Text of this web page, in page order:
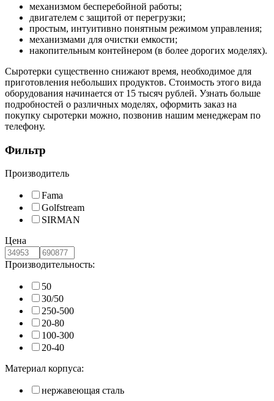
механизмом бесперебойной работы;
двигателем с защитой от перегрузки;
простым, интуитивно понятным режимом управления;
механизмами для очистки емкости;
накопительным контейнером (в более дорогих моделях).
Сыротерки существенно снижают время, необходимое для
приготовления небольших продуктов. Стоимость этого вида
оборудования начинается от 15 тысяч рублей. Узнать больше
подробностей о различных моделях, оформить заказ на
покупку сыротерки можно, позвонив нашим менеджерам по
телефону.
Фильтр
Производитель
Fama
Golfstream
SIRMAN
Цена
Производительность:
50
30/50
250-500
20-80
100-300
20-40
Материал корпуса:
нержавеющая сталь